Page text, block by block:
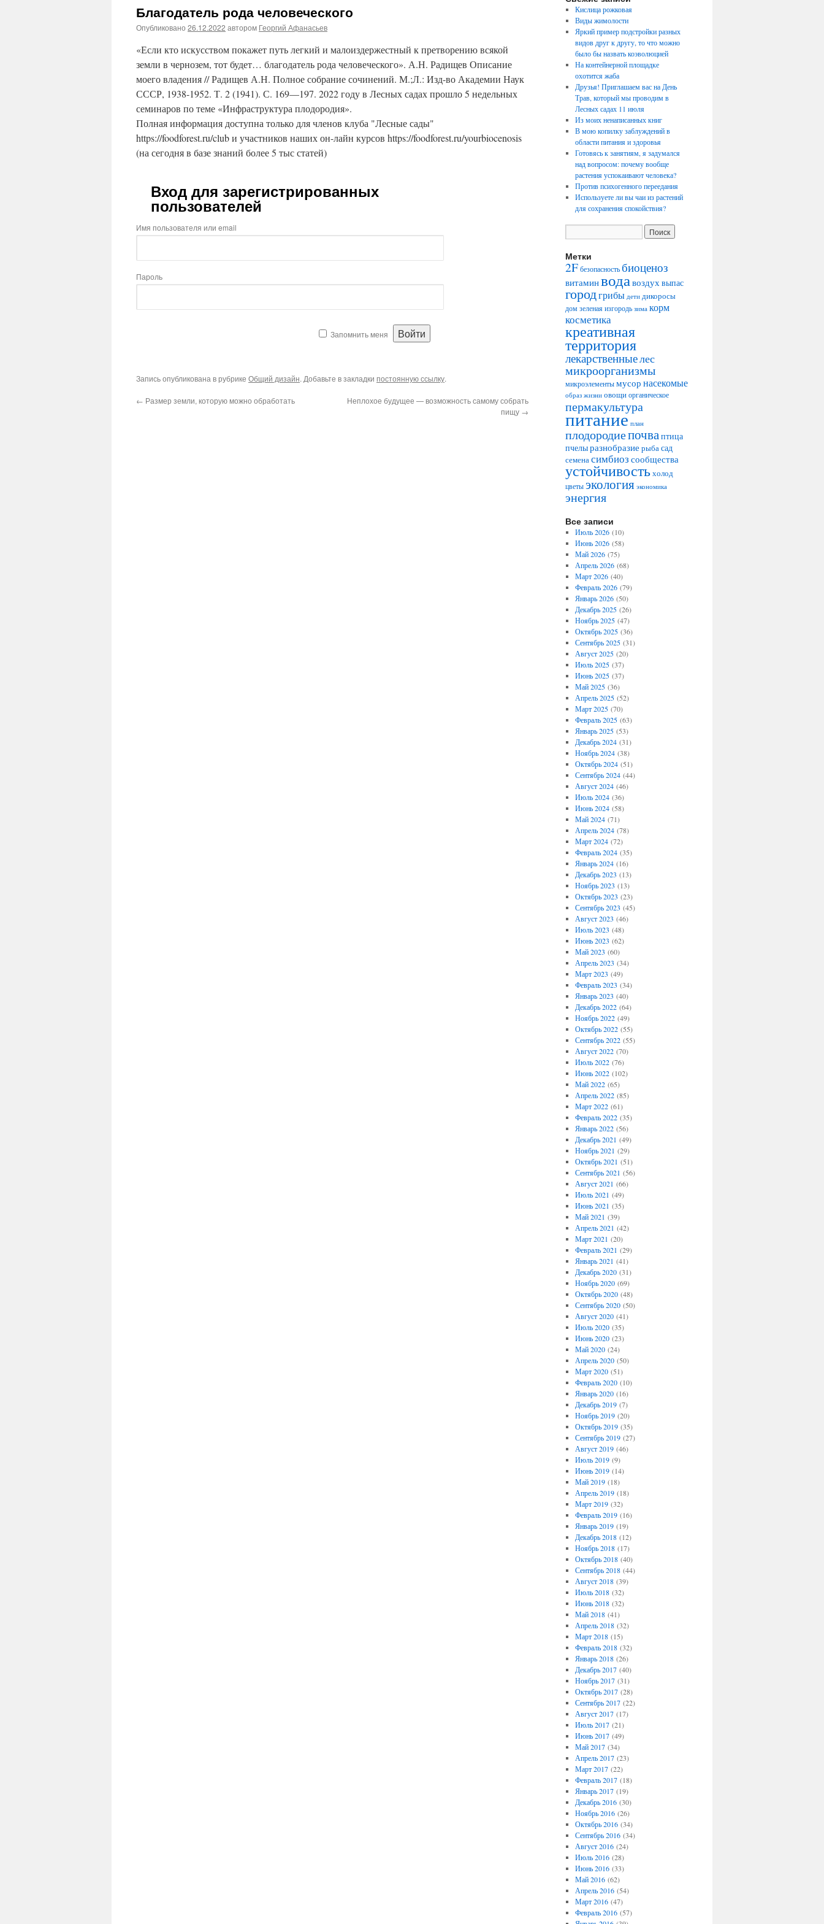
Благодатель рода человеческого
Опубликовано 26.12.2022 автором Георгий Афанасьев
«Если кто искусством покажет путь легкий и малоиздержестный к претворению всякой
земли в чернозем, тот будет… благодатель рода человеческого». А.Н. Радищев Описание
моего владения // Радищев А.Н. Полное собрание сочинений. М.;Л.: Изд-во Академии Наук
СССР, 1938-1952. Т. 2 (1941). С. 169—197. 2022 году в Лесных садах прошло 5 недельных
семинаров по теме «Инфраструктура плодородия».
Полная информация доступна только для членов клуба "Лесные сады"
https://foodforest.ru/club и участников наших он-лайн курсов https://foodforest.ru/yourbiocenosis
(на сегодня в базе знаний более 5 тыс статей)
Вход для зарегистрированных
пользователей
Имя пользователя или email
Пароль
Запомнить меня
Запись опубликована в рубрике Общий дизайн. Добавьте в закладки постоянную ссылку.
← Размер земли, которую можно обработать
Неплохое будущее — возможность самому собрать
пищу →
Кислица рожковая
Виды жимолости
Яркий пример подстройки разных
видов друг к другу, то что можно
было бы назвать коэволюцией
На контейнерной площадке
охотится жаба
Друзья! Приглашаем вас на День
Трав, который мы проводим в
Лесных садах 11 июля
Из моих ненаписанных книг
В мою копилку заблуждений в
области питания и здоровья
Готовясь к занятиям, я задумался
над вопросом: почему вообще
растения успокаивают человека?
Против психогенного переедания
Используете ли вы чаи из растений
для сохранения спокойствия?
Метки
2F безопасность биоценоз
витаминводавоздухвыпас
городгрибы дети дикоросы
домзеленая изгородь зима корм
косметика
креативная
территория
лекарственныелес
микроорганизмы
микроэлементымусор насекомые
образ жизни овощи органическое
пермакультура
питание план
плодородиепочваптица
пчелыразнобразие рыбасад
семенасимбиоз сообщества
устойчивостьхолод
цветы экология экономика
энергия
Все записи
Июль 2026(10)
Июнь 2026(58)
Май 2026(75)
Апрель 2026(68)
Март 2026(40)
Февраль 2026(79)
Январь 2026(50)
Декабрь 2025(26)
Ноябрь 2025(47)
Октябрь 2025(36)
Сентябрь 2025(31)
Август 2025(20)
Июль 2025(37)
Июнь 2025(37)
Май 2025(36)
Апрель 2025(52)
Март 2025(70)
Февраль 2025(63)
Январь 2025(53)
Декабрь 2024(31)
Ноябрь 2024(38)
Октябрь 2024(51)
Сентябрь 2024(44)
Август 2024(46)
Июль 2024(36)
Июнь 2024(58)
Май 2024(71)
Апрель 2024(78)
Март 2024(72)
Февраль 2024(35)
Январь 2024(16)
Декабрь 2023 (13)
Ноябрь 2023 (13)
Октябрь 2023 (23)
Сентябрь 2023 (45)
Август 2023 (46)
Июль 2023 (48)
Июнь 2023 (62)
Май 2023 (60)
Апрель 2023 (34)
Март 2023 (49)
Февраль 2023 (34)
Январь 2023 (40)
Декабрь 2022(64)
Ноябрь 2022(49)
Октябрь 2022(55)
Сентябрь 2022(55)
Август 2022(70)
Июль 2022(76)
Июнь 2022(102)
Май 2022(65)
Апрель 2022(85)
Март 2022(61)
Февраль 2022(35)
Январь 2022(56)
Декабрь 2021 (49)
Ноябрь 2021 (29)
Октябрь 2021 (51)
Сентябрь 2021 (56)
Август 2021 (66)
Июль 2021 (49)
Июнь 2021 (35)
Май 2021 (39)
Апрель 2021 (42)
Март 2021 (20)
Февраль 2021 (29)
Январь 2021 (41)
Декабрь 2020(31)
Ноябрь 2020(69)
Октябрь 2020(48)
Сентябрь 2020(50)
Август 2020(41)
Июль 2020(35)
Июнь 2020(23)
Май 2020(24)
Апрель 2020(50)
Март 2020(51)
Февраль 2020(10)
Январь 2020(16)
Декабрь 2019(7)
Ноябрь 2019(20)
Октябрь 2019(35)
Сентябрь 2019(27)
Август 2019(46)
Июль 2019(9)
Июнь 2019(14)
Май 2019(18)
Апрель 2019(18)
Март 2019(32)
Февраль 2019(16)
Январь 2019(19)
Декабрь 2018(12)
Ноябрь 2018(17)
Октябрь 2018(40)
Сентябрь 2018(44)
Август 2018(39)
Июль 2018(32)
Июнь 2018(32)
Май 2018(41)
Апрель 2018(32)
Март 2018(15)
Февраль 2018(32)
Январь 2018(26)
Декабрь 2017(40)
Ноябрь 2017(31)
Октябрь 2017(28)
Сентябрь 2017(22)
Август 2017(17)
Июль 2017(21)
Июнь 2017(49)
Май 2017(34)
Апрель 2017(23)
Март 2017(22)
Февраль 2017(18)
Январь 2017(19)
Декабрь 2016(30)
Ноябрь 2016(26)
Октябрь 2016(34)
Сентябрь 2016(34)
Август 2016(24)
Июль 2016(28)
Июнь 2016(33)
Май 2016(62)
Апрель 2016(54)
Март 2016(47)
Февраль 2016(57)